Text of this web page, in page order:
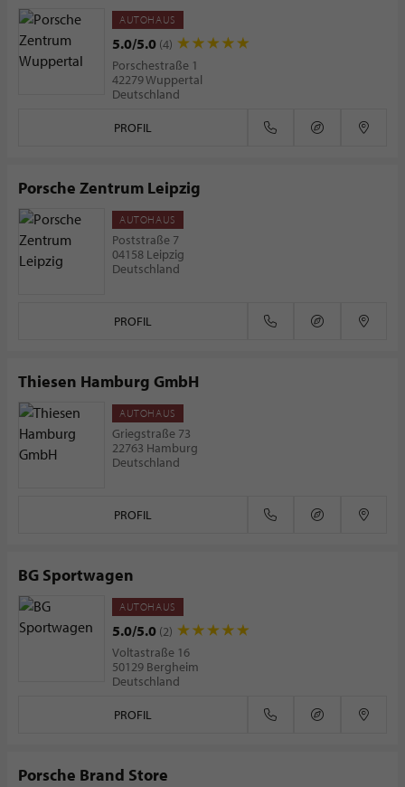
AUTOHAUS
5.0/5.0 (4)
Porschestraße 1
42279 Wuppertal
Deutschland
PROFIL
Porsche Zentrum Leipzig
AUTOHAUS
Poststraße 7
04158 Leipzig
Deutschland
PROFIL
Thiesen Hamburg GmbH
AUTOHAUS
Griegstraße 73
22763 Hamburg
Deutschland
PROFIL
BG Sportwagen
AUTOHAUS
5.0/5.0 (2)
Voltastraße 16
50129 Bergheim
Deutschland
PROFIL
Porsche Brand Store